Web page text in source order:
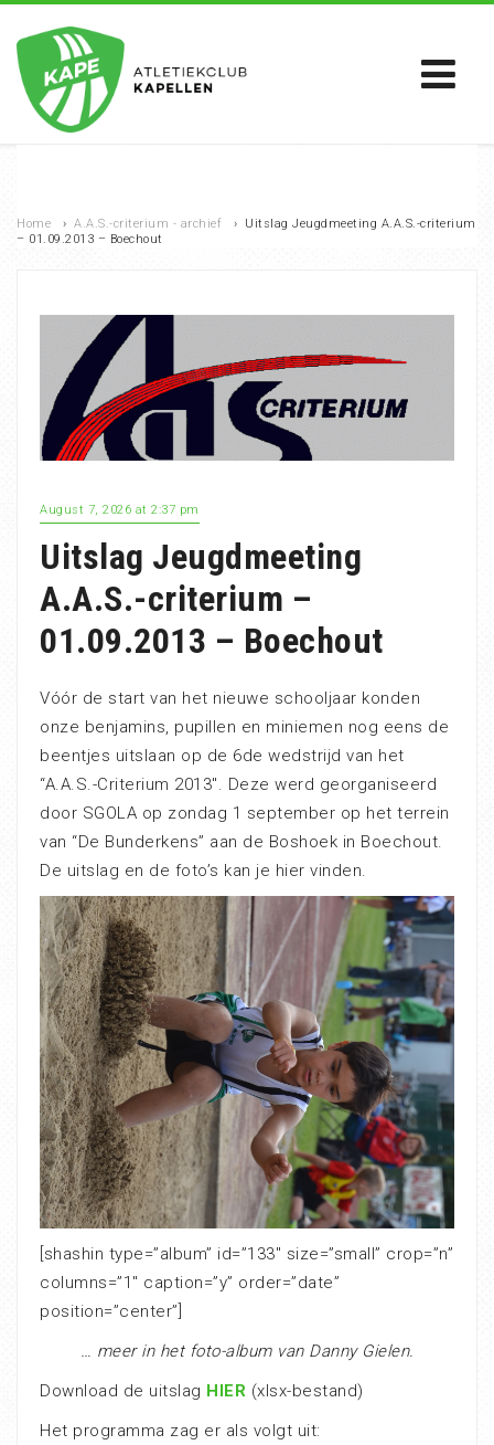
Home › A.A.S.-criterium - archief › Uitslag Jeugdmeeting A.A.S.-criterium
– 01.09.2013 – Boechout
August 7, 2026 at 2:37 pm
Uitslag Jeugdmeeting
A.A.S.-criterium –
01.09.2013 – Boechout
Vóór de start van het nieuwe schooljaar konden
onze benjamins, pupillen en miniemen nog eens de
beentjes uitslaan op de 6de wedstrijd van het
“A.A.S.-Criterium 2013″. Deze werd georganiseerd
door SGOLA op zondag 1 september op het terrein
van “De Bunderkens” aan de Boshoek in Boechout.
De uitslag en de foto’s kan je hier vinden.
[shashin type=”album” id=”133″ size=”small” crop=”n”
columns=”1″ caption=”y” order=”date”
position=”center”]
… meer in het foto-album van Danny Gielen.
Download de uitslag HIER (xlsx-bestand)
Het programma zag er als volgt uit: